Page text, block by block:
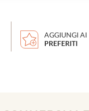
AGGIUNGI AI
PREFERITI